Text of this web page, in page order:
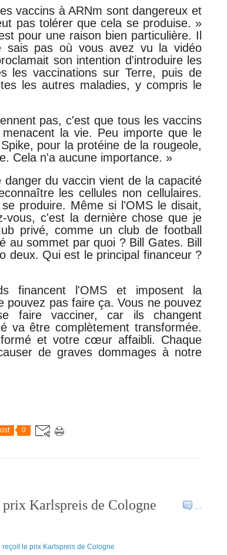
vaccins à ARNm sont dangereux et
pas tolérer que cela se produise. »
pour une raison bien particulière. Il
sais pas où vous avez vu la vidéo
son intention d'introduire les
les vaccinations sur Terre, puis de
les autres maladies, y compris le
pas, c'est que tous les vaccins
la vie. Peu importe que le
pour la protéine de la rougeole,
Cela n'a aucune importance. »
du vaccin vient de la capacité
les cellules non cellulaires.
produire. Même si l'OMS le disait,
vous, c'est la dernière chose que je
privé, comme un club de football
au sommet par quoi ? Bill Gates. Bill
deux. Qui est le principal financeur ?
financent l'OMS et imposent la
pouvez pas faire ça. Vous ne pouvez
faire vacciner, car ils changent
va être complètement transformée.
et votre cœur affaibli. Chaque
de graves dommages à notre
0
Karlspreis de Cologne